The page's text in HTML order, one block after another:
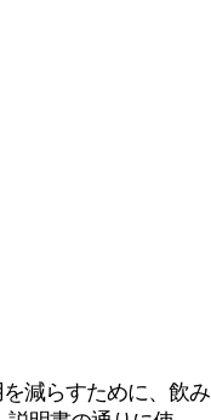
減らすために、飲み